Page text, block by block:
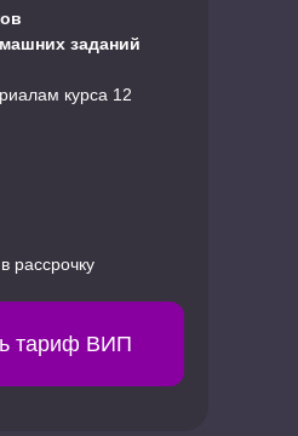
рассрочку
тариф ВИП
заданий
курса 12